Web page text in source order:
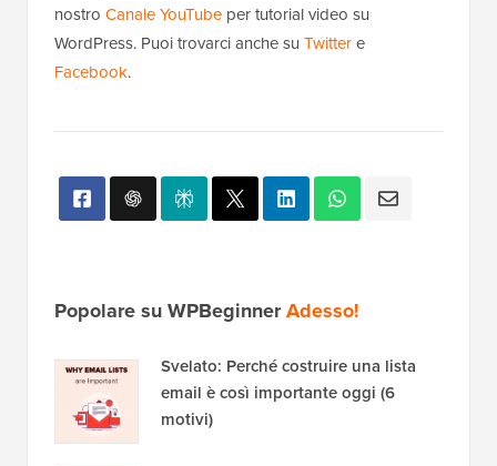
nostro Canale YouTube per tutorial video su
WordPress. Puoi trovarci anche su Twittere
Facebook.
Popolare su WPBeginnerAdesso!
Svelato: Perché costruire una lista
email è così importante oggi (6
motivi)